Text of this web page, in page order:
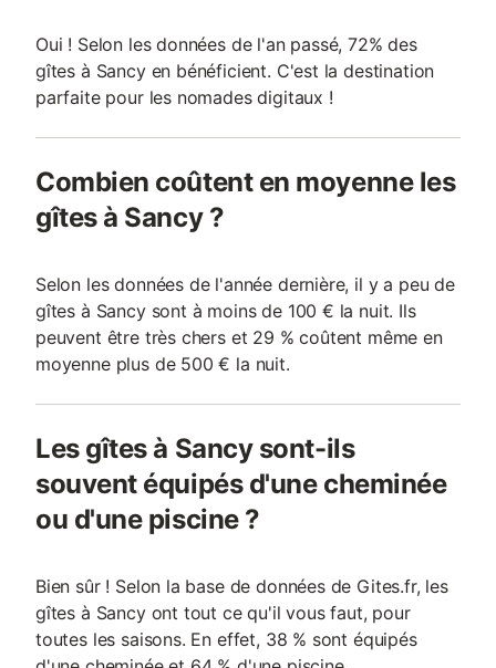
Oui ! Selon les données de l'an passé, 72% des
gîtes à Sancy en bénéficient. C'est la destination
parfaite pour les nomades digitaux !
Combien coûtent en moyenne les
gîtes à Sancy ?
Selon les données de l'année dernière, il y a peu de
gîtes à Sancy sont à moins de 100 € la nuit. Ils
peuvent être très chers et 29 % coûtent même en
moyenne plus de 500 € la nuit.
Les gîtes à Sancy sont-ils
souvent équipés d'une cheminée
ou d'une piscine ?
Bien sûr ! Selon la base de données de Gites.fr, les
gîtes à Sancy ont tout ce qu'il vous faut, pour
toutes les saisons. En effet, 38 % sont équipés